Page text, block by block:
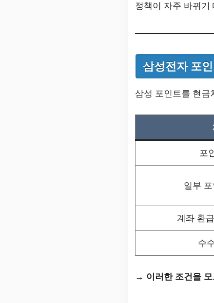
정책이 자주 바뀌기
삼성전자 포
삼성 포인트를 현금
포
일부
계좌 환
수
→ 이러한 조건을